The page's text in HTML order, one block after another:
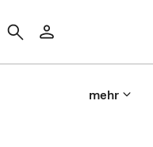
mehr